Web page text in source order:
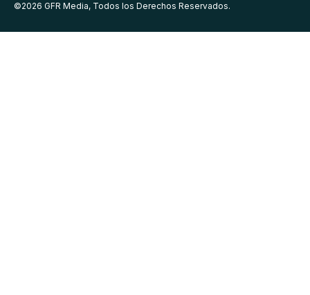
©2026 GFR Media, Todos los Derechos Reservados.